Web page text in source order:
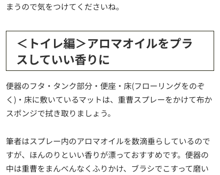
まうので気をつけてくださいね。
＜トイレ編＞アロマオイルをプラ
スしていい香りに
便器のフタ・タンク部分・便座・床(フローリングをのぞ
く)・床に敷いているマットは、重曹スプレーをかけて布か
スポンジで拭き取りましょう。
筆者はスプレー内のアロマオイルを数滴垂らしているので
すが、ほんのりといい香りが漂っておすすめです。便器の
中は重曹をまんべんなくふりかけ、ブラシでこすって磨い